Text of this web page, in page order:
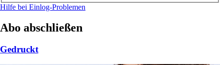
Hilfe bei Einlog-Problemen
Abo abschließen
Gedruckt